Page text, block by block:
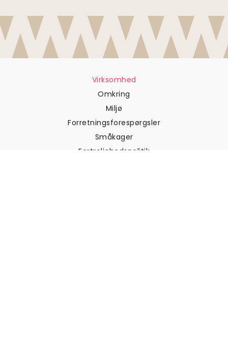
Virksomhed
Omkring
Miljø
Forretningsforespørgsler
Småkager
Fortrolighedspolitik